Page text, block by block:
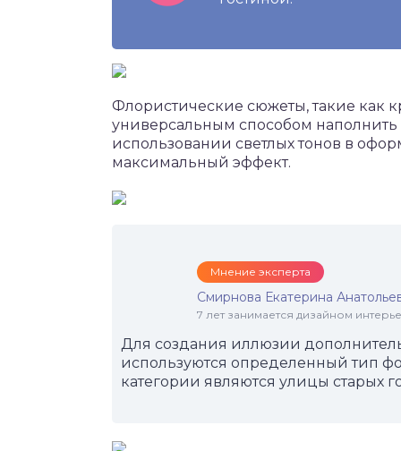
Флористические сюжеты, такие как
универсальным способом
использовании светлых тонов в
максимальный эффект.
Мнение эксперта
Смирнова Екатерина
7 лет занимается дизайном
Для создания иллюзии
используются определенный тип
категории являются улицы старых